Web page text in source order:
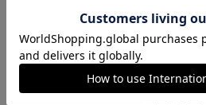
ギフト対応について
ヘルプページ